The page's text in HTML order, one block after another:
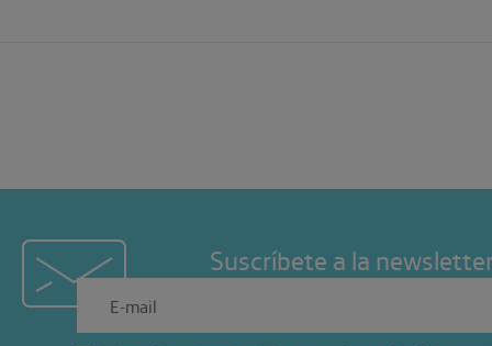
Suscríbete a la